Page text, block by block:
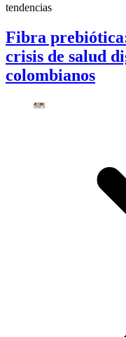
tendencias
Fibra
crisis de salud
colombianos